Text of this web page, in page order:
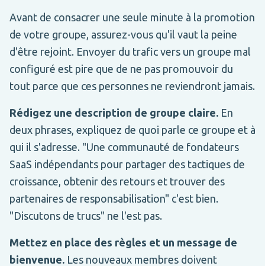
Avant de consacrer une seule minute à la promotion
de votre groupe, assurez-vous qu'il vaut la peine
d'être rejoint. Envoyer du trafic vers un groupe mal
configuré est pire que de ne pas promouvoir du
tout parce que ces personnes ne reviendront jamais.
Rédigez une description de groupe claire. En
deux phrases, expliquez de quoi parle ce groupe et à
qui il s'adresse. "Une communauté de fondateurs
SaaS indépendants pour partager des tactiques de
croissance, obtenir des retours et trouver des
partenaires de responsabilisation" c'est bien.
"Discutons de trucs" ne l'est pas.
Mettez en place des règles et un message de
bienvenue. Les nouveaux membres doivent